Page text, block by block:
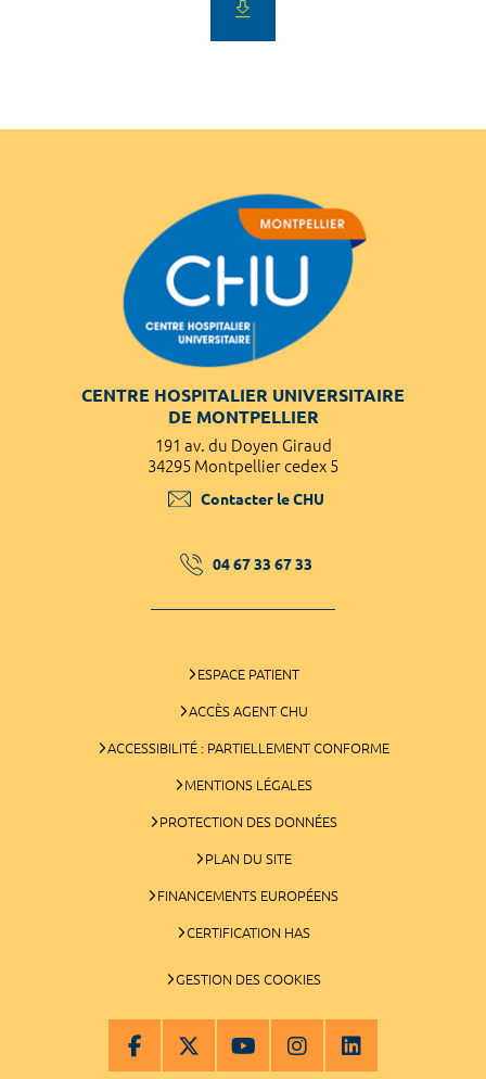
CENTRE HOSPITALIER UNIVERSITAIRE
DE MONTPELLIER
191 av. du Doyen Giraud
34295 Montpellier cedex 5
Contacter le CHU
04 67 33 67 33
ESPACE PATIENT
ACCÈS AGENT CHU
ACCESSIBILITÉ : PARTIELLEMENT CONFORME
MENTIONS LÉGALES
PROTECTION DES DONNÉES
PLAN DU SITE
FINANCEMENTS EUROPÉENS
CERTIFICATION HAS
GESTION DES COOKIES